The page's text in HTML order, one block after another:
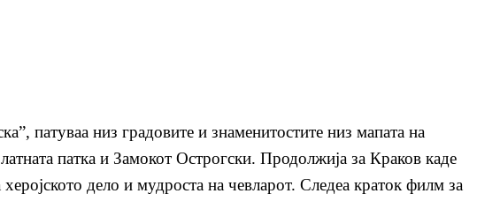
патуваа низ градовите и знаменитостите низ мапата на
патка и Замокот Острогски. Продолжија за Краков каде
дело и мудроста на чевларот. Следеа краток филм за